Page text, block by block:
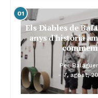
01
Els Diables de
anys d’història
Per
7, agost,